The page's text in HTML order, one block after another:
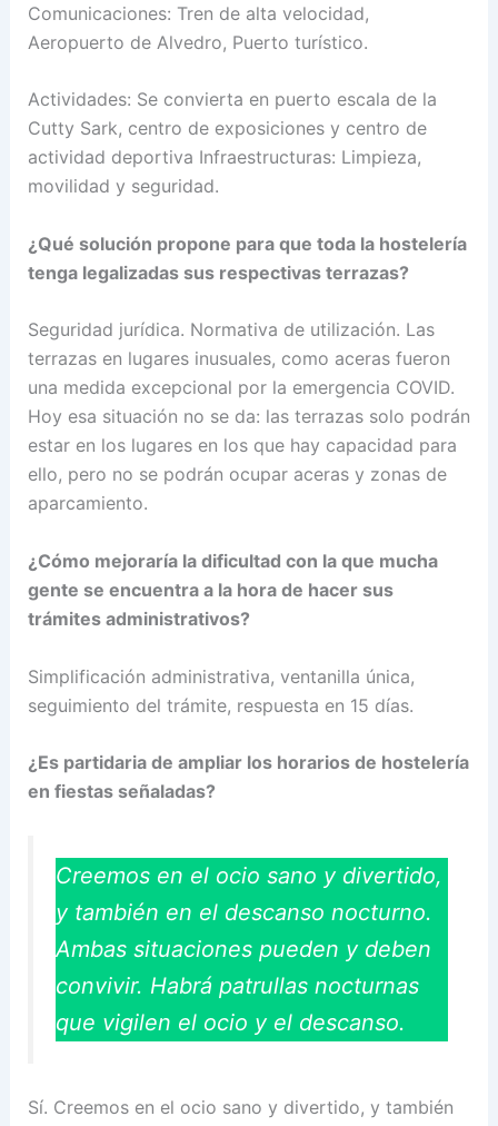
Comunicaciones: Tren de alta velocidad,
Aeropuerto de Alvedro, Puerto turístico.
Actividades: Se convierta en puerto escala de la
Cutty Sark, centro de exposiciones y centro de
actividad deportiva Infraestructuras: Limpieza,
movilidad y seguridad.
¿Qué solución propone para que toda la hostelería
tenga legalizadas sus respectivas terrazas?
Seguridad jurídica. Normativa de utilización. Las
terrazas en lugares inusuales, como aceras fueron
una medida excepcional por la emergencia COVID.
Hoy esa situación no se da: las terrazas solo podrán
estar en los lugares en los que hay capacidad para
ello, pero no se podrán ocupar aceras y zonas de
aparcamiento.
¿Cómo mejoraría la dificultad con la que mucha
gente se encuentra a la hora de hacer sus
trámites administrativos?
Simplificación administrativa, ventanilla única,
seguimiento del trámite, respuesta en 15 días.
¿Es partidaria de ampliar los horarios de hostelería
en fiestas señaladas?
Creemos en el ocio sano y divertido,
y también en el descanso nocturno.
Ambas situaciones pueden y deben
convivir. Habrá patrullas nocturnas
que vigilen el ocio y el descanso.
Sí. Creemos en el ocio sano y divertido, y también